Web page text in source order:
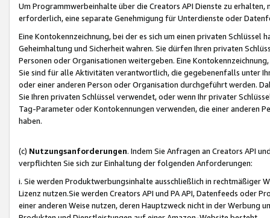
Um Programmwerbeinhalte über die Creators API Dienste zu
erforderlich, eine separate Genehmigung für Unterdienste oder
Eine Kontokennzeichnung, bei der es sich um einen privaten
Geheimhaltung und Sicherheit wahren. Sie dürfen Ihren privaten
Personen oder Organisationen weitergeben. Eine
Sie sind für alle Aktivitäten verantwortlich, die gegebenenfalls unter
oder einer anderen Person oder Organisation durchgeführt werden.
Sie Ihren privaten Schlüssel verwendet, oder wenn Ihr privater
Tag-Parameter oder Kontokennungen verwenden, die einer anderen
haben.
(c) Nutzungsanforderungen. Indem Sie Anfragen an Creators API
verpflichten Sie sich zur Einhaltung der folgenden Anforderungen:
i. Sie werden Produktwerbungsinhalte ausschließlich in rechtmäßiger
Lizenz nutzen.Sie werden Creators API und PA API, Datenfeeds oder
einer anderen Weise nutzen, deren Hauptzweck nicht in der Werbung